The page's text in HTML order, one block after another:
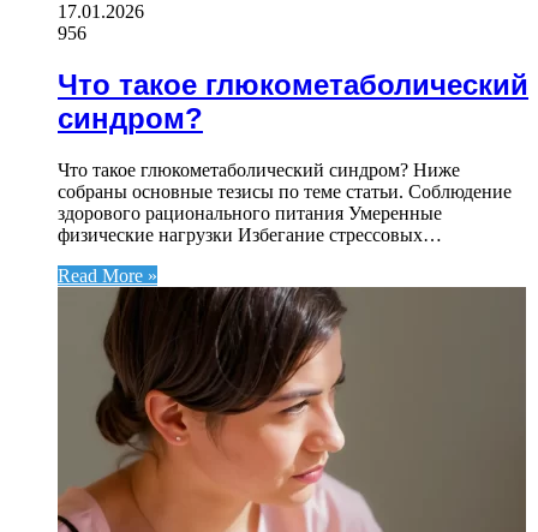
17.01.2026
956
Что такое глюкометаболический
синдром?
Что такое глюкометаболический синдром? Ниже
собраны основные тезисы по теме статьи. Соблюдение
здорового рационального питания Умеренные
физические нагрузки Избегание стрессовых…
Read More »